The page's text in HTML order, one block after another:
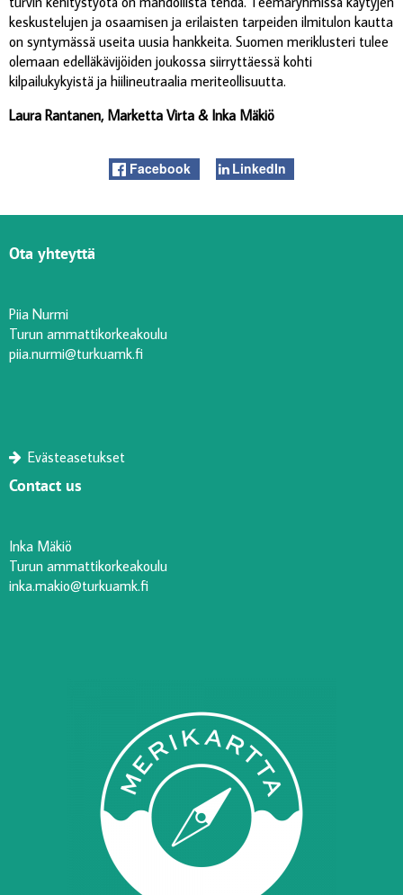
keskustelujen ja osaamisen ja erilaisten tarpeiden ilmitulon kautta
on syntymässä useita uusia hankkeita. Suomen meriklusteri tulee
olemaan edelläkävijöiden joukossa siirryttäessä kohti
kilpailukykyistä ja hiilineutraalia meriteollisuutta.
Laura Rantanen, Marketta Virta & Inka Mäkiö
Facebook LinkedIn
Ota yhteyttä
Piia Nurmi
Turun ammattikorkeakoulu
piia.nurmi@turkuamk.fi
Evästeasetukset
Contact us
Inka Mäkiö
Turun ammattikorkeakoulu
inka.makio@turkuamk.fi